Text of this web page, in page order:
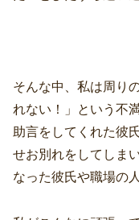
そんな中、私は周り
れない！」という不
助言をしてくれた彼
せお別れをしてしま
なった彼氏や職場の